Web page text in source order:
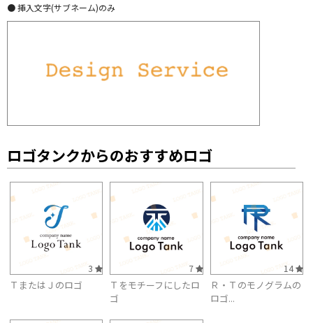
● 挿入文字(サブネーム)のみ
ロゴタンクからのおすすめロゴ
3
ＴまたはＪのロゴ
7
Ｔをモチーフにしたロ
ゴ
14
Ｒ・Ｔのモノグラムの
ロゴ...